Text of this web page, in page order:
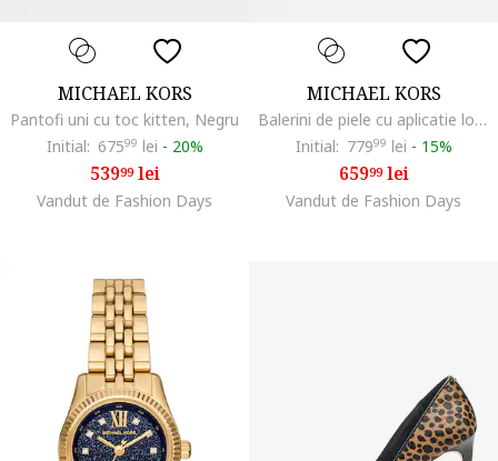
MICHAEL KORS
Pantofi uni cu toc kitten, Negru
Initial: 67599 lei - 20%
53999lei
Vandut de Fashion Days
MICHAEL KORS
Balerini de piele cu aplicatie logo metalica si varf patrat Milan, Negru
Initial: 77999 lei - 15%
65999lei
Vandut de Fashion Days